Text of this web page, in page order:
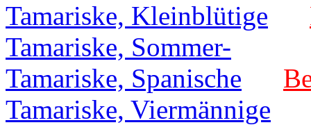
Tamariske, Kleinblütige
Tamariske, Sommer-
Tamariske, Spanische
Tamariske, Viermännige